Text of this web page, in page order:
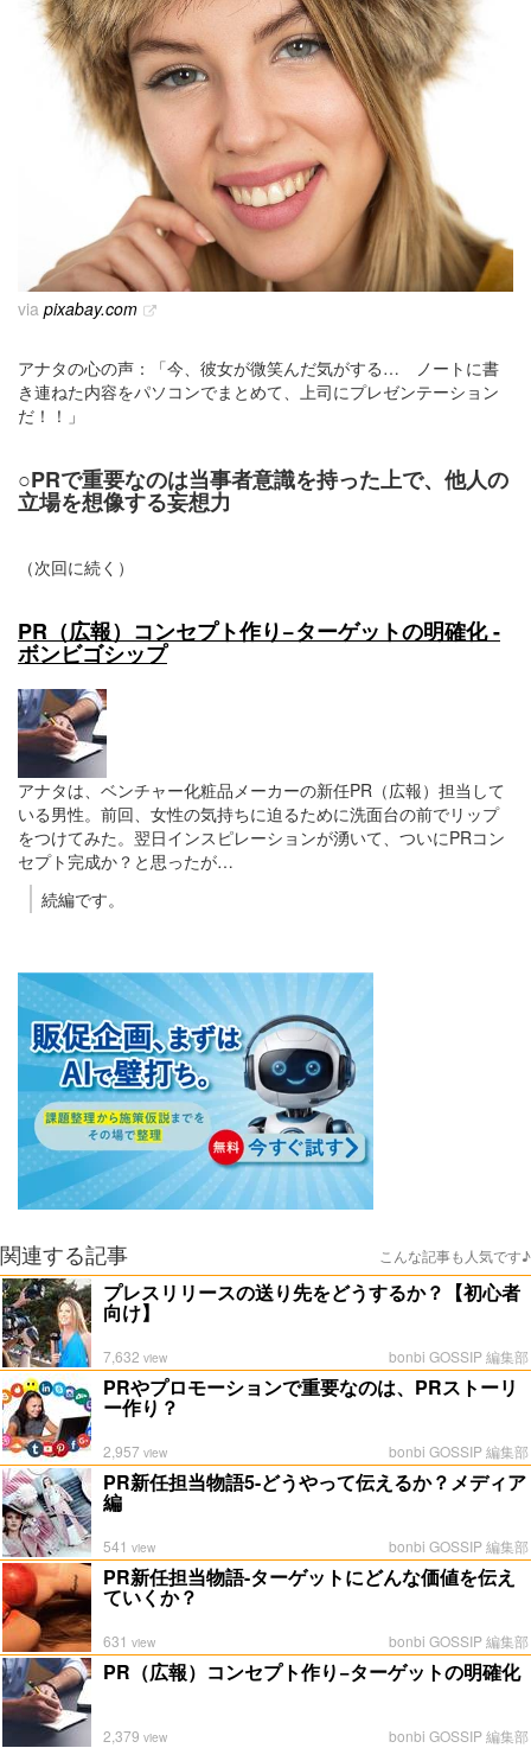
via pixabay.com
アナタの心の声：「今、彼女が微笑んだ気がする… ノートに書
き連ねた内容をパソコンでまとめて、上司にプレゼンテーション
だ！！」
○PRで重要なのは当事者意識を持った上で、他人の
立場を想像する妄想力
（次回に続く）
PR（広報）コンセプト作り−ターゲットの明確化 -
ボンビゴシップ
アナタは、ベンチャー化粧品メーカーの新任PR（広報）担当して
いる男性。前回、女性の気持ちに迫るために洗面台の前でリップ
をつけてみた。翌日インスピレーションが湧いて、ついにPRコン
セプト完成か？と思ったが…
続編です。
関連する記事 こんな記事も人気です♪
プレスリリースの送り先をどうするか？【初心者
向け】
bonbi GOSSIP 編集部
7,632 view
PRやプロモーションで重要なのは、PRストーリ
ー作り？
bonbi GOSSIP 編集部
2,957 view
PR新任担当物語5-どうやって伝えるか？メディア
編
bonbi GOSSIP 編集部
541 view
PR新任担当物語-ターゲットにどんな価値を伝え
ていくか？
bonbi GOSSIP 編集部
631 view
PR（広報）コンセプト作り−ターゲットの明確化
bonbi GOSSIP 編集部
2,379 view